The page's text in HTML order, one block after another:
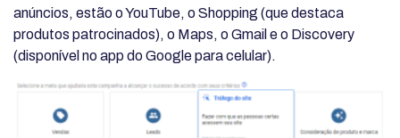
anúncios, estão o YouTube, o Shopping (que destaca
produtos patrocinados), o Maps, o Gmail e o Discovery
(disponível no app do Google para celular).